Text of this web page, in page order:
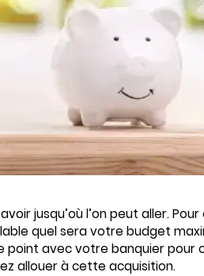
jusqu’où l’on peut aller.
quel sera votre budget
point avec votre banquier
allouer à cette acquisition.